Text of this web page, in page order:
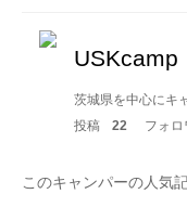
USKcamp
茨城県を中心にキ
投稿
22 フォロ
このキャンパーの人気